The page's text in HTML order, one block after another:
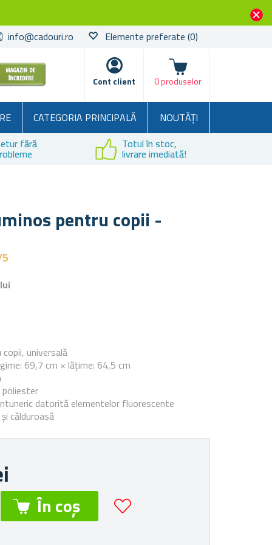
info@cadouri.ro Elemente preferate (0)
Cont client
Coșul
0 produselor
CATEGORIA PRINCIPALĂ
NOUTĂȚI
fără Totul în stoc,
livrare imediată!
pentru copii -
universală
69,7 cm × lățime: 64,5 cm
poliester
datorită elementelor fluorescente
călduroasă